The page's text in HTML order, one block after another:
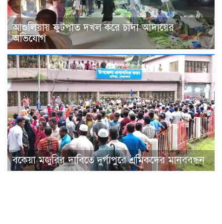
আশুলিয়ায় ফুটপাত দখল করে চাঁদা আদায়ের
অভিযোগ
বকেয়া মজুরির দাবিতে দুর্গাপুরে শ্রমিকদের মানববন্ধন